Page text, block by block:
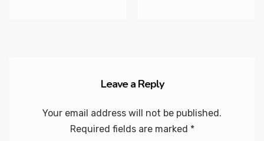
Leave a Reply
Your email address will not be published.
Required fields are marked *